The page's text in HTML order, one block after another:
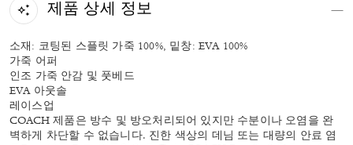
제품 상세 정보
소재: 코팅된 스플릿 가죽 100%, 밑창: EVA 100%
가죽 어퍼
인조 가죽 안감 및 풋베드
EVA 아웃솔
레이스업
COACH 제품은 방수 및 방오처리되어 있지만 수분이나 오염을 완
벽하게 차단할 수 없습니다. 진한 색상의 데님 또는 대량의 안료 염